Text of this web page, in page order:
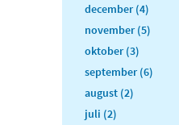
december (4)
november (5)
oktober (3)
september (6)
august (2)
juli (2)